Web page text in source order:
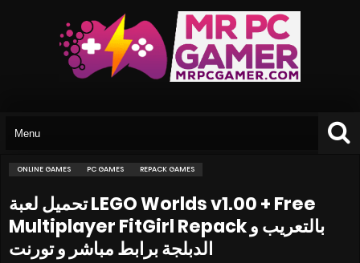
ONLINE GAMES PC GAMES REPACK GAMES
تحميل لعبة LEGO Worlds v1.00 + Free
Multiplayer FitGirl Repack بالتعريب و
الدبلجة برابط مباشر و تورنت